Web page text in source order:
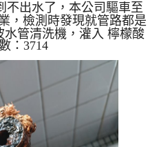
洗
不出水了，本公司驅車至
，檢測時發現就管路都是
管清洗機，灌入 檸檬酸
，開啟 水管清洗機 ，啟
洗出綠色的髒水，連我們
果菜汁，如下圖片影片，
水量也恢復大小了!! 如是
生鐵鏽跟泥沙堆積，洗出
水含有氧化錳，管壁上會
會跟石油一樣黑，有些洗
水，是...
：3714